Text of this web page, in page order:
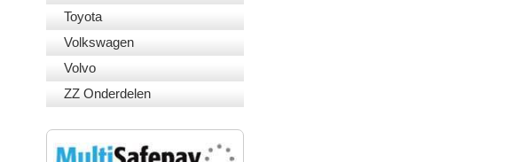
Toyota
Volkswagen
Volvo
ZZ Onderdelen